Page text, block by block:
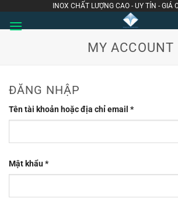
qua
INOX CHẤT LƯỢNG CAO - UY TÍN - GIÁ
MY ACCOUNT
ĐĂNG NHẬP
Tên tài khoản hoặc địa chỉ email *Bắt
buộc
Mật khẩu*Bắt
buộc